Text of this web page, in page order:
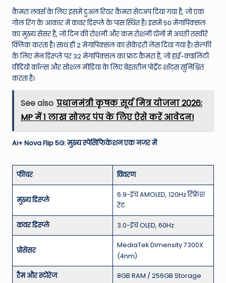
कैमरा लवर्स के लिए इसमें डुअल रियर कैमरा सेटअप दिया गया है, जो एक
गोल रिंग के आकार में कवर डिस्प्ले के पास स्थित है। इसमें 50 मेगापिक्सल
का मुख्य सेंसर है, जो दिन की रोशनी और कम रोशनी दोनों में अच्छी तस्वीरें
क्लिक करता है। साथ ही 2 मेगापिक्सल का सेकेंडरी लेंस दिया गया है। सेल्फी
के लिए मेन डिस्प्ले पर 32 मेगापिक्सल का फ्रंट कैमरा है, जो हाई-क्वालिटी
वीडियो कॉल्स और सोशल मीडिया के लिए बेहतरीन पोर्ट्रेट शॉट्स सुनिश्चित
करता है।
See also प्रधानमंत्री कृषक सूर्य मित्र योजना 2026:
MP में 1 लाख सोलर पंप के लिए ऐसे करें आवेदन!
Ai+ Nova Flip 5G: मुख्य स्पेसिफिकेशन एक नजर में
फीचर विवरण
मुख्य डिस्प्ले
6.9-इंच AMOLED, 120Hz रिफ्रेश
रेट
कवर डिस्प्ले 3.0-इंच OLED, 60Hz
प्रोसेसर
MediaTek Dimensity 7300X
(4nm)
रैम और स्टोरेज 8GB RAM / 256GB Storage